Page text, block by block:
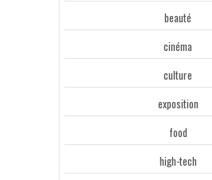
beauté
cinéma
culture
exposition
food
high-tech